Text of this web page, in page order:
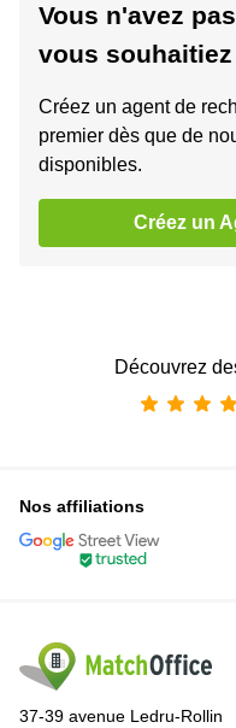
Vous n'avez
vous souhaitiez
Créez un agent de
premier dès que de
disponibles.
Créez un
Découvrez
Nos affiliations
37-39 avenue Ledru-Rollin